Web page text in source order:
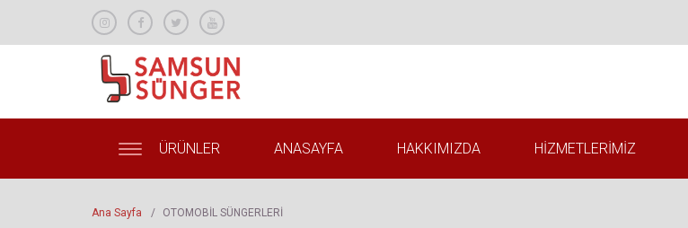
ÜRÜNLER ANASAYFA HAKKIMIZDA HIZMETLERIMIZ
Ana Sayfa / OTOMOBİL SÜNGERLERİ